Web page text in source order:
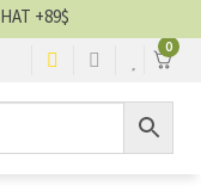
0
+89$